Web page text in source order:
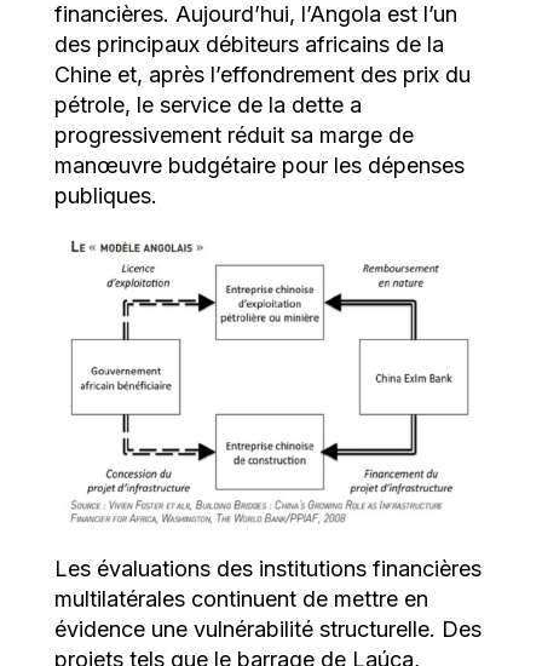
financières. Aujourd’hui, l’Angola est l’un
des principaux débiteurs africains de la
Chine et, après l’effondrement des prix du
pétrole, le service de la dette a
progressivement réduit sa marge de
manœuvre budgétaire pour les dépenses
publiques.
Les évaluations des institutions financières
multilatérales continuent de mettre en
évidence une vulnérabilité structurelle. Des
projets tels que le barrage de Laúca,